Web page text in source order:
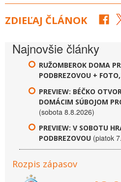
ZDIEĽAJ ČLÁNOK
Najnovšie články
RUŽOMBEROK DOMA
PODBREZOVOU +
PREVIEW: BÉČKO
DOMÁCIM SÚBOJOM
(sobota 8.8.2026)
PREVIEW: V SOBOTU
PODBREZOVOU (piatok
Rozpis zápasov